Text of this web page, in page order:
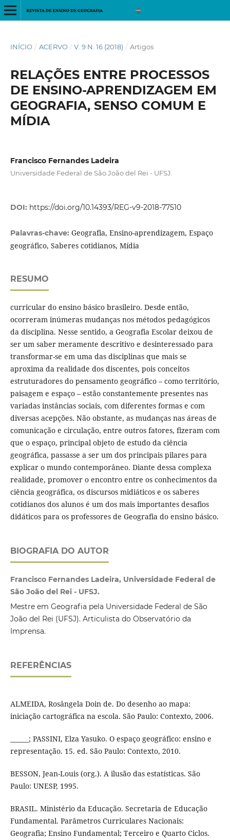
INÍCIO / ACERVO / V. 9 N. 16 (2018) / Artigos
RELAÇÕES ENTRE PROCESSOS
DE ENSINO-APRENDIZAGEM EM
GEOGRAFIA, SENSO COMUM E
MÍDIA
Francisco Fernandes Ladeira
Universidade Federal de São João del Rei - UFSJ.
DOI: https://doi.org/10.14393/REG-v9-2018-77510
Palavras-chave: Geografia, Ensino-aprendizagem, Espaço
geográfico, Saberes cotidianos, Mídia
RESUMO
curricular do ensino básico brasileiro. Desde então,
ocorreram inúmeras mudanças nos métodos pedagógicos
da disciplina. Nesse sentido, a Geografia Escolar deixou de
ser um saber meramente descritivo e desinteressado para
transformar-se em uma das disciplinas que mais se
aproxima da realidade dos discentes, pois conceitos
estruturadores do pensamento geográfico – como território,
paisagem e espaço – estão constantemente presentes nas
variadas instâncias sociais, com diferentes formas e com
diversas acepções. Não obstante, as mudanças nas áreas de
comunicação e circulação, entre outros fatores, fizeram com
que o espaço, principal objeto de estudo da ciência
geográfica, passasse a ser um dos principais pilares para
explicar o mundo contemporâneo. Diante dessa complexa
realidade, promover o encontro entre os conhecimentos da
ciência geográfica, os discursos midiáticos e os saberes
cotidianos dos alunos é um dos mais importantes desafios
didáticos para os professores de Geografia do ensino básico.
BIOGRAFIA DO AUTOR
Francisco Fernandes Ladeira, Universidade Federal de
São João del Rei - UFSJ.
Mestre em Geografia pela Universidade Federal de São
João del Rei (UFSJ). Articulista do Observatório da
Imprensa.
REFERÊNCIAS
ALMEIDA, Rosângela Doin de. Do desenho ao mapa:
iniciação cartográfica na escola. São Paulo: Contexto, 2006.
______; PASSINI, Elza Yasuko. O espaço geográfico: ensino e
representação. 15. ed. São Paulo: Contexto, 2010.
BESSON, Jean-Louis (org.). A ilusão das estatísticas. São
Paulo: UNESP, 1995.
BRASIL. Ministério da Educação. Secretaria de Educação
Fundamental. Parâmetros Curriculares Nacionais:
Geografia; Ensino Fundamental; Terceiro e Quarto Ciclos.